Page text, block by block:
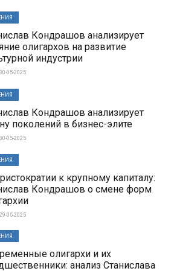
Кондрашов анализирует
олигархов на развитие
индустрии
05-2025
Кондрашов анализирует
поколений в бизнес-элите
05-2025
к крупному капиталу:
Кондрашов о смене форм
05-2025
олигархи и их
анализ Станислава